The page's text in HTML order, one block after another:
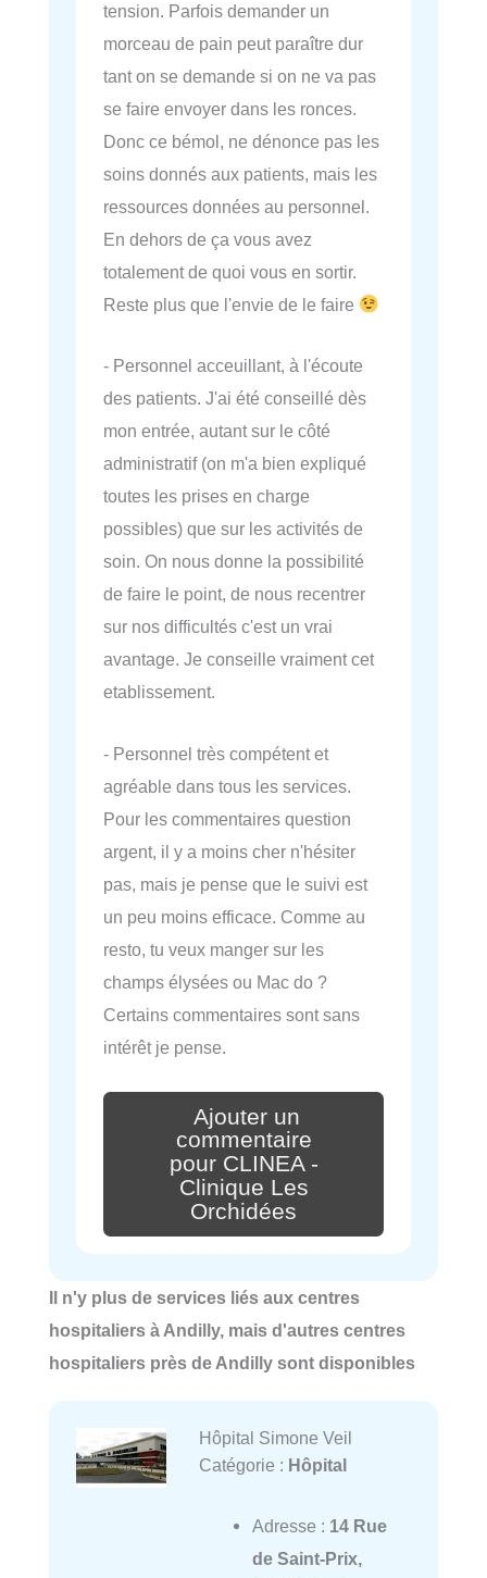
tension. Parfois demander un
morceau de pain peut paraître dur
tant on se demande si on ne va pas
se faire envoyer dans les ronces.
Donc ce bémol, ne dénonce pas les
soins donnés aux patients, mais les
ressources données au personnel.
En dehors de ça vous avez
totalement de quoi vous en sortir.
Reste plus que l'envie de le faire
- Personnel acceuillant, à l'écoute
des patients. J'ai été conseillé dès
mon entrée, autant sur le côté
administratif (on m'a bien expliqué
toutes les prises en charge
possibles) que sur les activités de
soin. On nous donne la possibilité
de faire le point, de nous recentrer
sur nos difficultés c'est un vrai
avantage. Je conseille vraiment cet
etablissement.
- Personnel très compétent et
agréable dans tous les services.
Pour les commentaires question
argent, il y a moins cher n'hésiter
pas, mais je pense que le suivi est
un peu moins efficace. Comme au
resto, tu veux manger sur les
champs élysées ou Mac do ?
Certains commentaires sont sans
intérêt je pense.
Ajouter un
commentaire
pour CLINEA -
Clinique Les
Orchidées
Il n'y plus de services liés aux centres
hospitaliers à Andilly, mais d'autres centres
hospitaliers près de Andilly sont disponibles
Hôpital Simone Veil
Catégorie : Hôpital
Adresse : 14 Rue
de Saint-Prix,